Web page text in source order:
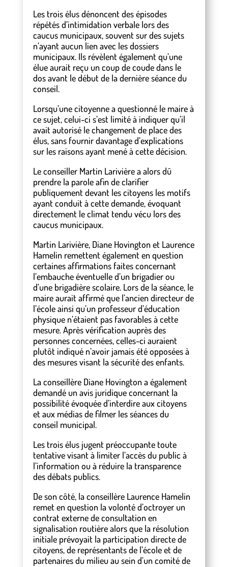
Les trois élus dénoncent des épisodes
répétés d’intimidation verbale lors des
caucus municipaux, souvent sur des sujets
n’ayant aucun lien avec les dossiers
municipaux. Ils révèlent également qu’une
élue aurait reçu un coup de coude dans le
dos avant le début de la dernière séance du
conseil.
Lorsqu’une citoyenne a questionné le maire à
ce sujet, celui-ci s’est limité à indiquer qu’il
avait autorisé le changement de place des
élus, sans fournir davantage d’explications
sur les raisons ayant mené à cette décision.
Le conseiller Martin Larivière a alors dû
prendre la parole afin de clarifier
publiquement devant les citoyens les motifs
ayant conduit à cette demande, évoquant
directement le climat tendu vécu lors des
caucus municipaux.
Martin Larivière, Diane Hovington et Laurence
Hamelin remettent également en question
certaines affirmations faites concernant
l’embauche éventuelle d’un brigadier ou
d’une brigadière scolaire. Lors de la séance, le
maire aurait affirmé que l’ancien directeur de
l’école ainsi qu’un professeur d’éducation
physique n’étaient pas favorables à cette
mesure. Après vérification auprès des
personnes concernées, celles-ci auraient
plutôt indiqué n’avoir jamais été opposées à
des mesures visant la sécurité des enfants.
La conseillère Diane Hovington a également
demandé un avis juridique concernant la
possibilité évoquée d’interdire aux citoyens
et aux médias de filmer les séances du
conseil municipal.
Les trois élus jugent préoccupante toute
tentative visant à limiter l’accès du public à
l’information ou à réduire la transparence
des débats publics.
De son côté, la conseillère Laurence Hamelin
remet en question la volonté d’octroyer un
contrat externe de consultation en
signalisation routière alors que la résolution
initiale prévoyait la participation directe de
citoyens, de représentants de l’école et de
partenaires du milieu au sein d’un comité de